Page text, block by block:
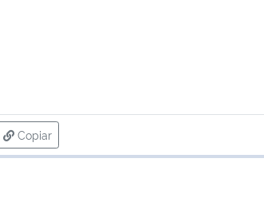
Copiar
para área de transferência